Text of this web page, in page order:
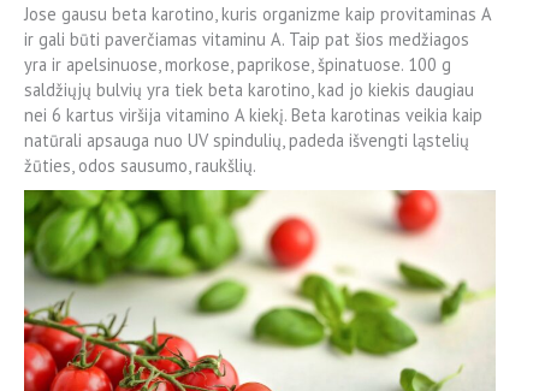
Jose gausu beta karotino, kuris organizme kaip provitaminas A
ir gali būti paverčiamas vitaminu A. Taip pat šios medžiagos
yra ir apelsinuose, morkose, paprikose, špinatuose. 100 g
saldžiųjų bulvių yra tiek beta karotino, kad jo kiekis daugiau
nei 6 kartus viršija vitamino A kiekį. Beta karotinas veikia kaip
natūrali apsauga nuo UV spindulių, padeda išvengti ląstelių
žūties, odos sausumo, raukšlių.